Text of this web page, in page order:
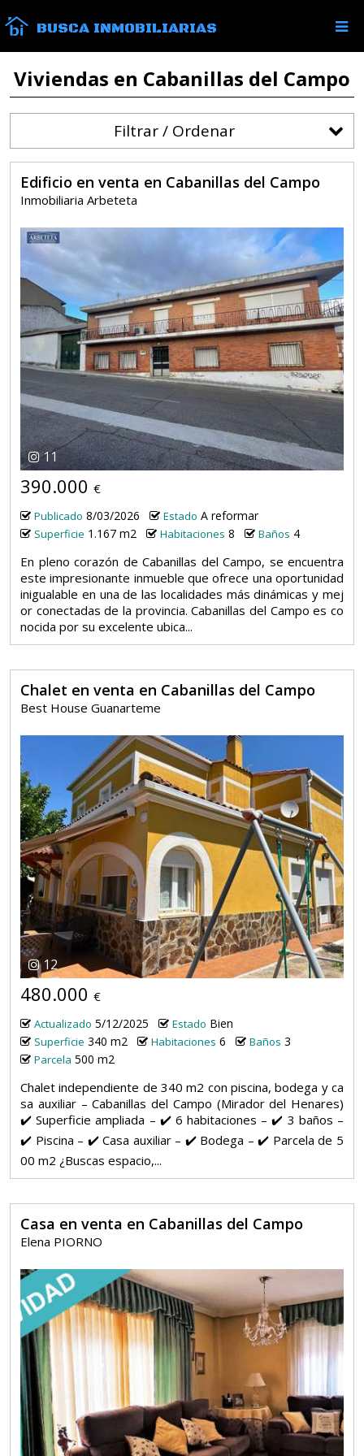
BUSCA INMOBILIARIAS
Viviendas en Cabanillas del Campo
Filtrar / Ordenar
Edificio en venta en Cabanillas del Campo
Inmobiliaria Arbeteta
11
390.000 €
Publicado 8/03/2026 Estado A reformar
Superficie 1.167 m2 Habitaciones 8 Baños 4
En pleno corazón de Cabanillas del Campo, se encuentra
este impresionante inmueble que ofrece una oportunidad
inigualable en una de las localidades más dinámicas y mej
or conectadas de la provincia. Cabanillas del Campo es co
nocida por su excelente ubica...
Chalet en venta en Cabanillas del Campo
Best House Guanarteme
12
480.000 €
Actualizado 5/12/2025 Estado Bien
Superficie 340 m2 Habitaciones 6 Baños 3
Parcela 500 m2
Chalet independiente de 340 m2 con piscina, bodega y ca
sa auxiliar – Cabanillas del Campo (Mirador del Henares)
✔️ Superficie ampliada – ✔️ 6 habitaciones – ✔️ 3 baños –
✔️ Piscina – ✔️ Casa auxiliar – ✔️ Bodega – ✔️ Parcela de 5
00 m2 ¿Buscas espacio,...
Casa en venta en Cabanillas del Campo
Elena PIORNO